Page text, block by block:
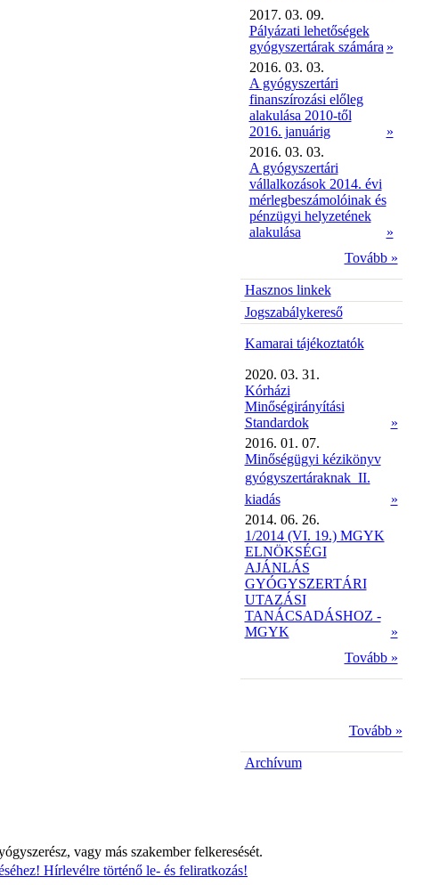
2017. 03. 09.
Pályázati lehetőségek
gyógyszertárak számára »
2016. 03. 03.
A gyógyszertári
finanszírozási előleg
alakulása 2010-től
2016. januárig
»
2016. 03. 03.
A gyógyszertári
vállalkozások 2014. évi
mérlegbeszámolóinak és
pénzügyi helyzetének
alakulása
»
Tovább »
Hasznos linkek
Jogszabálykereső
Kamarai tájékoztatók
2020. 03. 31.
Kórházi
Minőségirányítási
Standardok
»
2016. 01. 07.
Minőségügyi kézikönyv
gyógyszertáraknak  II.
kiadás
»
2014. 06. 26.
1/2014 (VI. 19.) MGYK
ELNÖKSÉGI
AJÁNLÁS
GYÓGYSZERTÁRI
UTAZÁSI
TANÁCSADÁSHOZ -
MGYK
»
Tovább »
Tovább »
Archívum
vagy más szakember felkeresését.
Hírlevélre történő le- és feliratkozás!